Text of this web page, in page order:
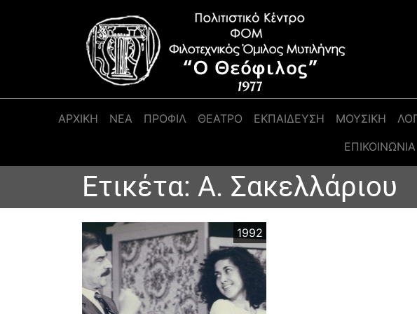
Κύρια πλοήγηση
ΑΡΧΙΚΉ ΝΕΑ ΠΡΟΦΊΛ ΘΕΑΤΡΟ ΕΚΠΑΙΔΕΥΣΗ ΜΟΥΣΙΚΗ
ΕΠΙΚΟΙΝΩΝΊΑ
Ετικέτα: Α. Σακελλάριου
1992